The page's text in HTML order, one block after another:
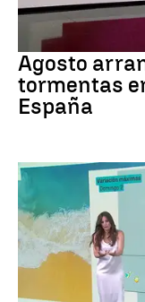
Tiempo
Agosto
tormentas
España